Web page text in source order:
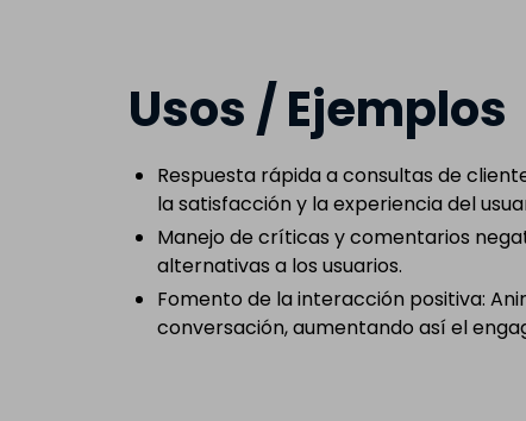
Usos / Ejemplos
Respuesta rápida a consultas de
la satisfacción y la experiencia del
Manejo de críticas y comentarios
alternativas a los usuarios.
Fomento de la interacción positiva:
conversación, aumentando así el